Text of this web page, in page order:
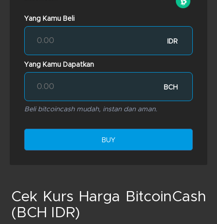
Yang Kamu Beli
IDR
Yang Kamu Dapatkan
BCH
Beli bitcoincash mudah, instan dan aman.
BUY
Cek Kurs Harga BitcoinCash
(BCH IDR)